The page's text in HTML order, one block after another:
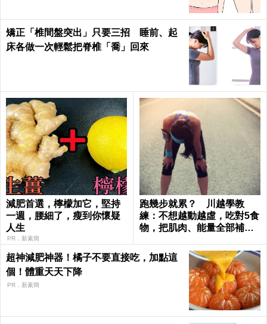
矯正「椎間盤突出」只要三招 睡前、起
床各做一次輕鬆把脊椎「喬」回來
減肥首選，檸檬加它，堅持
一週，腰細了，瘦到你懷疑
人生
PR．新素簡
跑幾步就累？ 川越學教
練：不想越動越虛，吃對5食
物，把肌肉、能量全部補回
超神減肥神器！橘子不要直接吃，加點這
個！體重天天下降
PR．新素簡